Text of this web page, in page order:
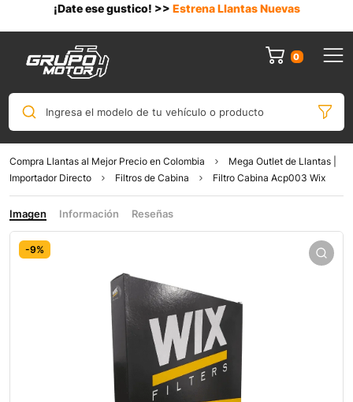
¡Date ese gustico! >> Estrena Llantas Nuevas
0
Ingresa el modelo de tu vehículo o producto
Compra Llantas al Mejor Precio en Colombia
Mega Outlet de Llantas |
Importador Directo
Filtros de Cabina Filtro Cabina Acp003 Wix
Imagen Información Reseñas
-9%